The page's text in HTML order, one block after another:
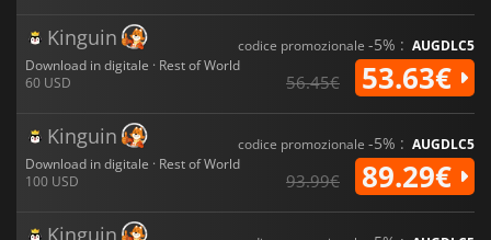
Kinguin
Download in digitale · Rest of World
60 USD
codice promozionale -5% : AUGDLC5
56.45€ 53.63€
Kinguin
Download in digitale · Rest of World
100 USD
codice promozionale -5% : AUGDLC5
93.99€ 89.29€
Kinguin